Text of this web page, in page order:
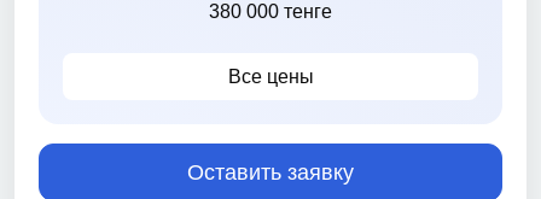
380 000 тенге
Все цены
Оставить заявку